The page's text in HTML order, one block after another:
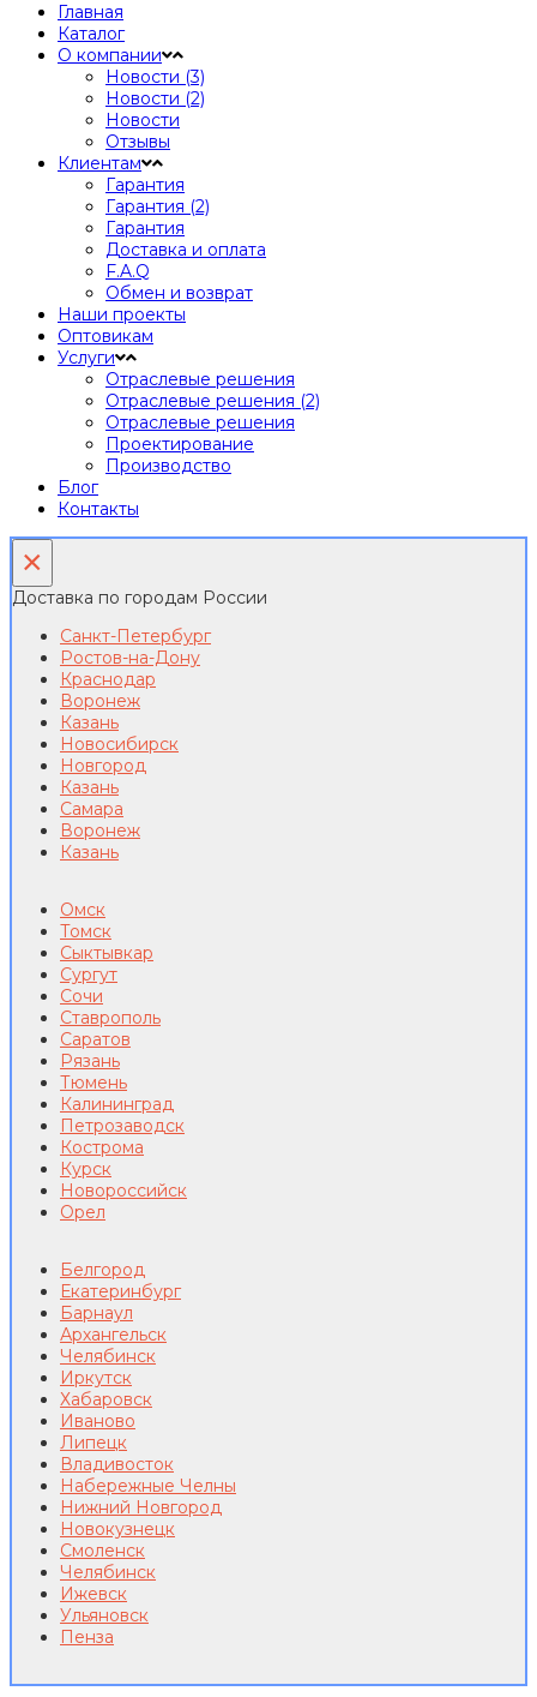
Главная
Каталог
О компании
Новости (3)
Новости (2)
Новости
Отзывы
Клиентам
Гарантия
Гарантия (2)
Гарантия
Доставка и оплата
F.A.Q
Обмен и возврат
Наши проекты
Оптовикам
Услуги
Отраслевые решения
Отраслевые решения (2)
Отраслевые решения
Проектирование
Производство
Блог
Контакты
×
Доставка по городам России
Санкт-Петербург
Ростов-на-Дону
Краснодар
Воронеж
Казань
Новосибирск
Новгород
Казань
Самара
Воронеж
Казань
Омск
Томск
Сыктывкар
Сургут
Сочи
Ставрополь
Саратов
Рязань
Тюмень
Калининград
Петрозаводск
Кострома
Курск
Новороссийск
Орел
Белгород
Екатеринбург
Барнаул
Архангельск
Челябинск
Иркутск
Хабаровск
Иваново
Липецк
Владивосток
Набережные Челны
Нижний Новгород
Новокузнецк
Смоленск
Челябинск
Ижевск
Ульяновск
Пенза